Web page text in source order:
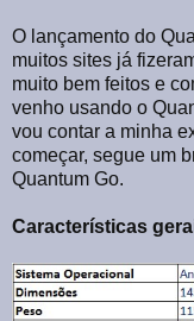
O lançamento do
muitos sites já
muito bem feitos e
venho usando o
vou contar a minha
começar, segue um
Quantum Go.
Características